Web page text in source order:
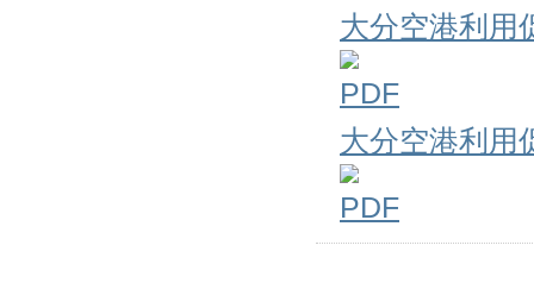
大分空港利
大分空港利